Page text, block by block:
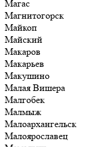
Магас
Магнитогорск
Майкоп
Майский
Макаров
Макарьев
Макушино
Малая Вишера
Малгобек
Малмыж
Малоархангельск
Малоярославец